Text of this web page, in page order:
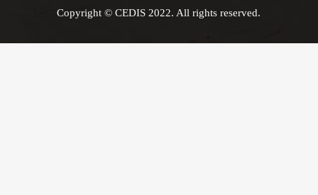
Copyright © CEDIS 2022. All rights reserved.